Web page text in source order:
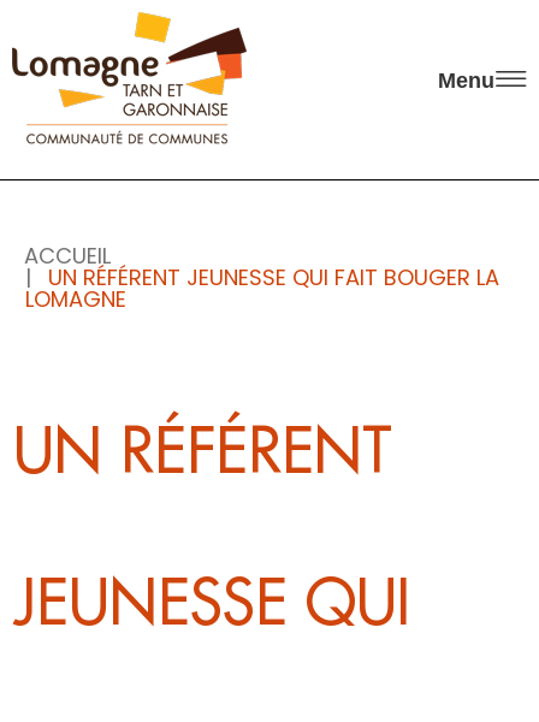
Panneau de gestion des cookies
Menu
ACCUEIL
UN RÉFÉRENT JEUNESSE QUI FAIT BOUGER LA
LOMAGNE
UN RÉFÉRENT
JEUNESSE QUI